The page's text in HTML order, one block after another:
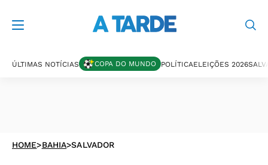
ÚLTIMAS NOTÍCIAS COPA DO MUNDO POLÍTICAELEIÇÕES 2026
HOME>BAHIA>SALVADOR